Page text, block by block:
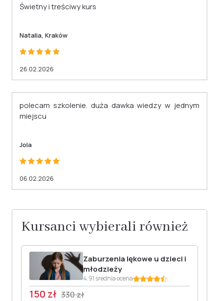
Świetny i treściwy kurs
Natalia, Kraków
26.02.2026
polecam szkolenie. duża dawka wiedzy w jednym
miejscu
Jola
06.02.2026
Kursanci wybierali również
Zaburzenia lękowe u dzieci i
młodzieży
4.91 średnia ocena
150 zł 330 zł